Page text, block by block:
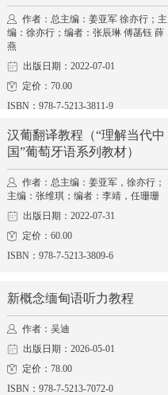
作者：总主编：姜亚军 徐亦行；主
编：徐亦行；编者：张辰琳 傅菡钰 薛
燕
出版日期：2022-07-01
定价：70.00
ISBN：978-7-5213-3811-9
汉葡翻译教程（“理解当代中
国”葡萄牙语系列教材）
作者：总主编：姜亚军，徐亦行；
主编：张维琪；编者：李靖，任珊珊
出版日期：2022-07-31
定价：60.00
ISBN：978-7-5213-3809-6
新概念缅甸语听力教程
作者：吴迪
出版日期：2026-05-01
定价：78.00
ISBN：978-7-5213-7072-0